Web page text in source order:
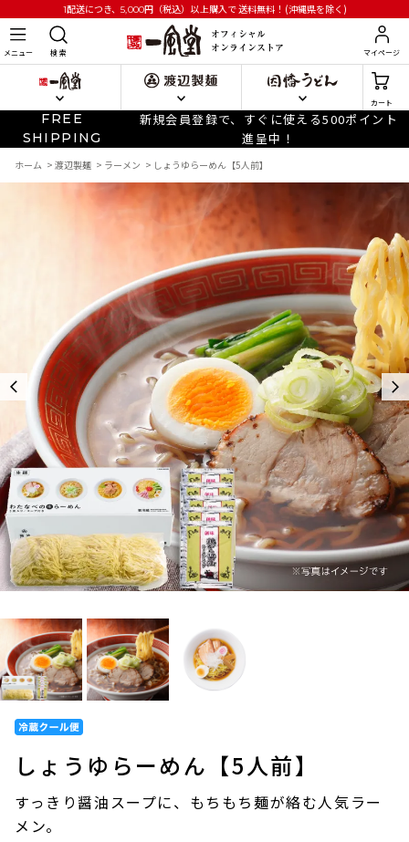
1配送につき、5,000円 （税込）以上購入で送料無料！(沖縄県を除く)
メニュー 検 索 マイページ
カート
FREE
SHIPPING
新規会員登録で、すぐに使える500ポイント
進呈中！
ホーム > 渡辺製麺 > ラーメン > しょうゆらーめん【5人前】
しょうゆらーめん【5人前】
すっきり醤油スープに、もちもち麺が絡む人気ラー
メン。